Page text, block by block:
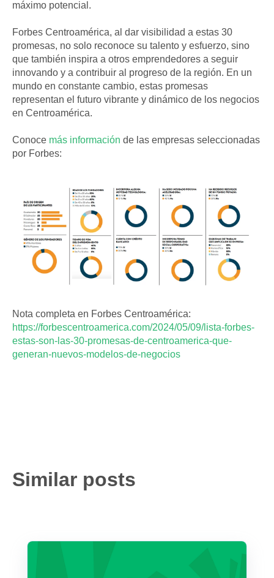
máximo potencial.
Forbes Centroamérica, al dar visibilidad a estas 30
promesas, no solo reconoce su talento y esfuerzo, sino
que también inspira a otros emprendedores a seguir
innovando y a contribuir al progreso de la región. En un
mundo en constante cambio, estas promesas
representan el futuro vibrante y dinámico de los negocios
en Centroamérica.
Conoce más información de las empresas seleccionadas
por Forbes:
Nota completa en Forbes Centroamérica:
https://forbescentroamerica.com/2024/05/09/lista-forbes-
estas-son-las-30-promesas-de-centroamerica-que-
generan-nuevos-modelos-de-negocios
Similar posts